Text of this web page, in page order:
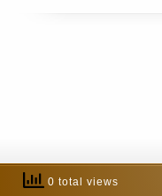
0 total views